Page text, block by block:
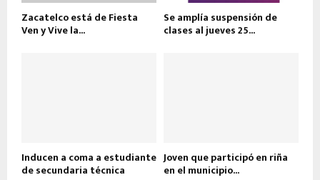
Zacatelco está de Fiesta
Ven y Vive la...
Se amplía suspensión de
clases al jueves 25...
Inducen a coma a estudiante
de secundaria técnica
Joven que participó en riña
en el municipio...